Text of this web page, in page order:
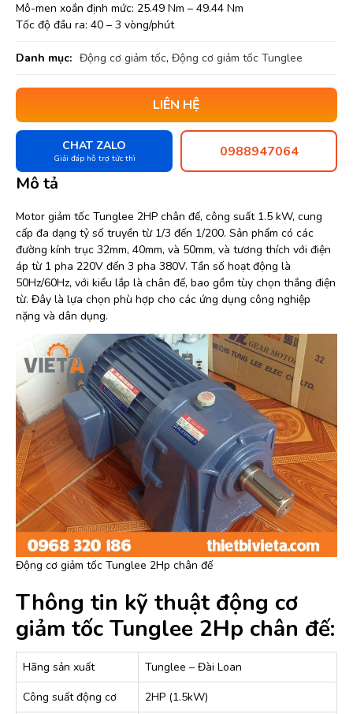
Mô-men xoắn định mức: 25.49 Nm – 49.44 Nm
Tốc độ đầu ra: 40 – 3 vòng/phút
Danh mục: Động cơ giảm tốc, Động cơ giảm tốc Tunglee
LIÊN HỆ
CHAT ZALO
Giải đáp hỗ trợ tức thì 0988947064
Mô tả
Motor giảm tốc Tunglee 2HP chân đế, công suất 1.5 kW, cung
cấp đa dạng tỷ số truyền từ 1/3 đến 1/200. Sản phẩm có các
đường kính trục 32mm, 40mm, và 50mm, và tương thích với điện
áp từ 1 pha 220V đến 3 pha 380V. Tần số hoạt động là
50Hz/60Hz, với kiểu lắp là chân đế, bao gồm tùy chọn thắng điện
từ. Đây là lựa chọn phù hợp cho các ứng dụng công nghiệp
nặng và dân dụng.
Động cơ giảm tốc Tunglee 2Hp chân đế
Thông tin kỹ thuật động cơ
giảm tốc Tunglee 2Hp chân đế:
Hãng sản xuất
Tunglee – Đài Loan
Công suất động cơ
2HP (1.5kW)